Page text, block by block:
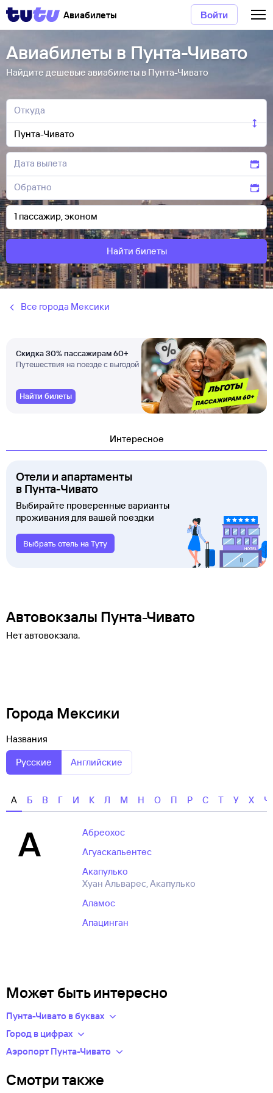
Авиабилеты Войти
Авиабилеты в Пунта-Чивато
Найдите дешевые авиабилеты в Пунта-Чивато
Найти билеты
Все города Мексики
Скидка 30% пассажирам 60+
Путешествия на поезде с выгодой
Найти билеты
Интересное
Отели и апартаменты
в Пунта-Чивато
Выбирайте проверенные варианты
проживания для вашей поездки
Выбрать отель на Туту
Автовокзалы Пунта-Чивато
Нет автовокзала.
Города Мексики
Названия
Русские
Английские
А Б В Г И К Л М Н О П Р С Т У Х Ч
А
Абреохос
Агуаскальентес
Акапулько
Хуан Альварес, Акапулько
Аламос
Апацинган
Может быть интересно
Пунта-Чивато в буквах
Выбрав конкретный пункт отправления, вы сможете узнать
авиабилеты онлайн, выбрав подходящий вариант
определённой авиакомпании.
Город в цифрах
Телефонный код: (+52) +52
Аэропорт Пунта-Чивато
Смотри также